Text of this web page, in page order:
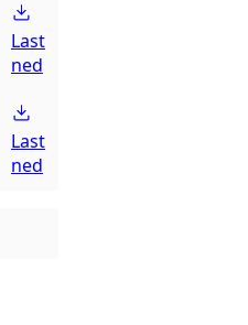
Last
ned
Last
ned